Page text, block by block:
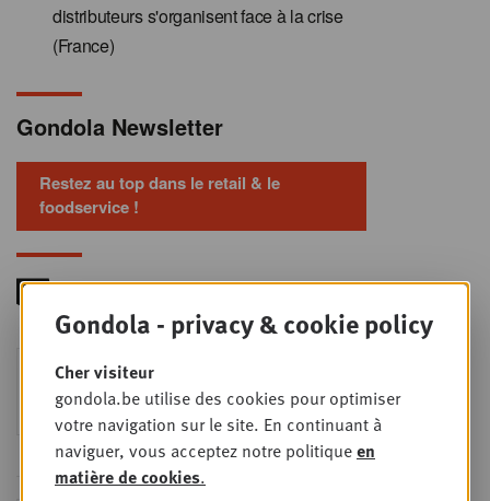
distributeurs s'organisent face à la crise
(France)
Gondola Newsletter
Restez au top dans le retail & le
foodservice !
MER
9
SEPT
Foodservice - Joint
business planning
Intro to Negotiation: Succes aan de
onderhandelingstafel is geen toeval!
Gondola - privacy & cookie policy
Cher visiteur
gondola.be utilise des cookies pour optimiser
votre navigation sur le site. En continuant à
naviguer, vous acceptez notre politiqueen
matière de cookies.